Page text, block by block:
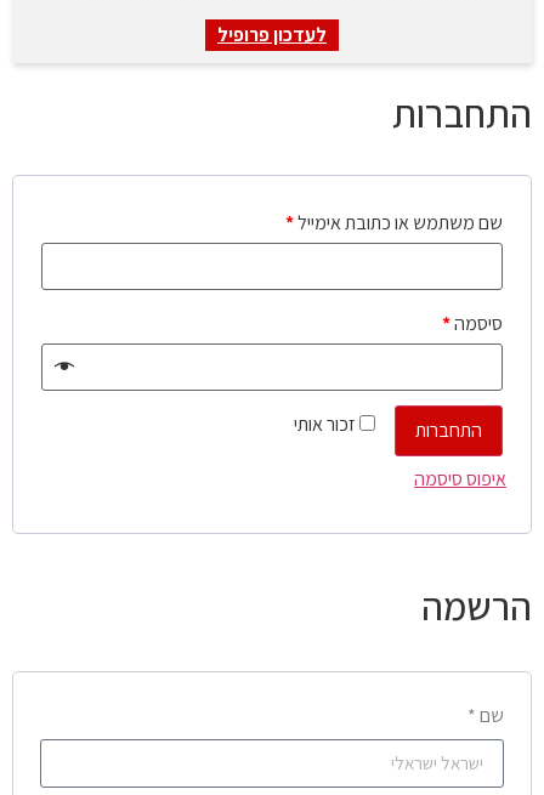
לעדכון פרופיל
התחברות
שם משתמש או כתובת אימייל*
סיסמה*
זכור אותי
התחברות
איפוס סיסמה
הרשמה
שם *